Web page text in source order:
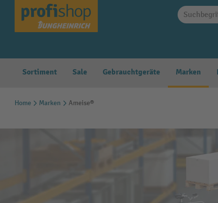
Zur Hauptnavigation springen
Sortiment Sale Gebrauchtgeräte Marken
Home Marken Ameise®